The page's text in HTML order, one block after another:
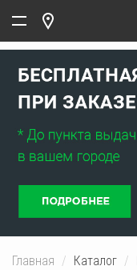
Главная Каталог